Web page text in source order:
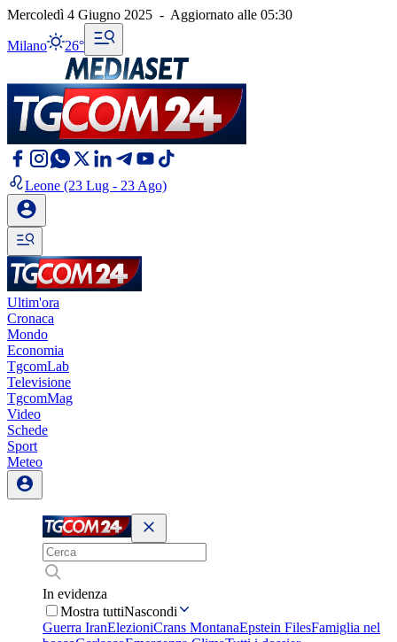
Mercoledì 4 Giugno 2025 - Aggiornato alle 05:30
Milano 26°
Leone (23 Lug - 23 Ago)
Ultim'ora
Cronaca
Mondo
Economia
TgcomLab
Televisione
TgcomMag
Video
Schede
Sport
Meteo
In evidenza
Mostra tuttiNascondi
Guerra IranElezioniCrans MontanaEpstein FilesFamiglia nel